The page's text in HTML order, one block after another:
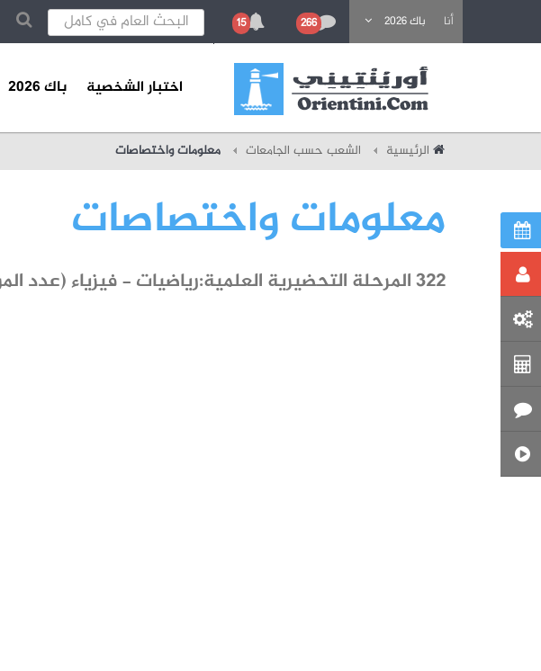
أنا باك 2026
باحث عن تكوين
266
15
اختبار الشخصية باك 2026
الرئيسية الشعب حسب الجامعات معلومات واختصاصات
معلومات واختصاصات
322 المرحلة التحضيرية العلمية:رياضيات - فيزياء (عدد المؤسسات : 2)